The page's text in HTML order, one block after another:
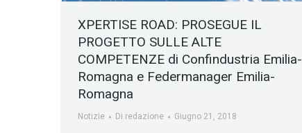
XPERTISE ROAD: PROSEGUE IL
PROGETTO SULLE ALTE
COMPETENZE di Confindustria Emilia-
Romagna e Federmanager Emilia-
Romagna
Notizie Di redazione Giugno 21, 2018